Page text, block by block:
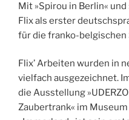
Mit »Spirou in Berlin«
Flix als erster
für die franko-belgischen
Flix’ Arbeiten wurden in
vielfach ausgezeichnet.
die Ausstellung
Zaubertrank« im